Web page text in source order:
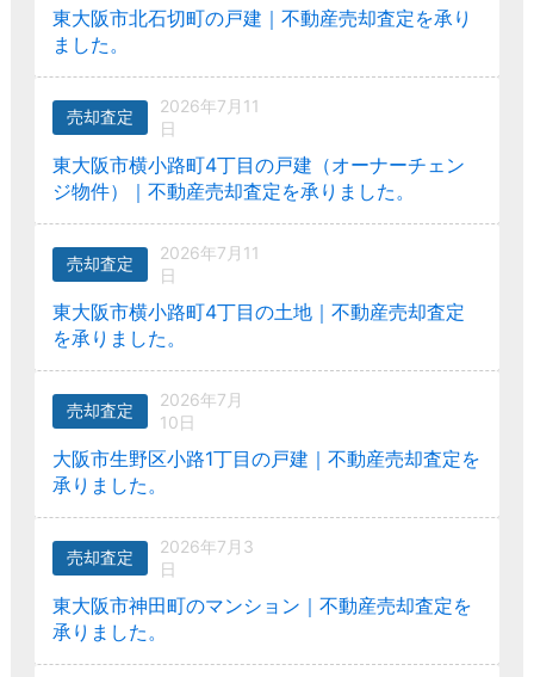
東大阪市北石切町の戸建｜不動産売却査定を承り
ました。
売却査定
2026年7月11
日
東大阪市横小路町4丁目の戸建（オーナーチェン
ジ物件）｜不動産売却査定を承りました。
売却査定
2026年7月11
日
東大阪市横小路町4丁目の土地｜不動産売却査定
を承りました。
売却査定
2026年7月
10日
大阪市生野区小路1丁目の戸建｜不動産売却査定を
承りました。
売却査定
2026年7月3
日
東大阪市神田町のマンション｜不動産売却査定を
承りました。